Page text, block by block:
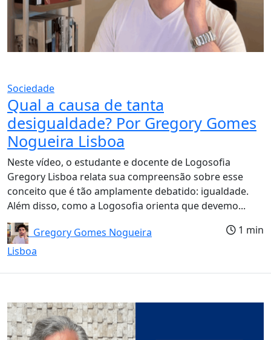
Sociedade
Qual a causa de tanta
desigualdade? Por Gregory Gomes
Nogueira Lisboa
Neste vídeo, o estudante e docente de Logosofia
Gregory Lisboa relata sua compreensão sobre esse
conceito que é tão amplamente debatido: igualdade.
Além disso, como a Logosofia orienta que devemo...
Gregory Gomes Nogueira
Lisboa
1 min